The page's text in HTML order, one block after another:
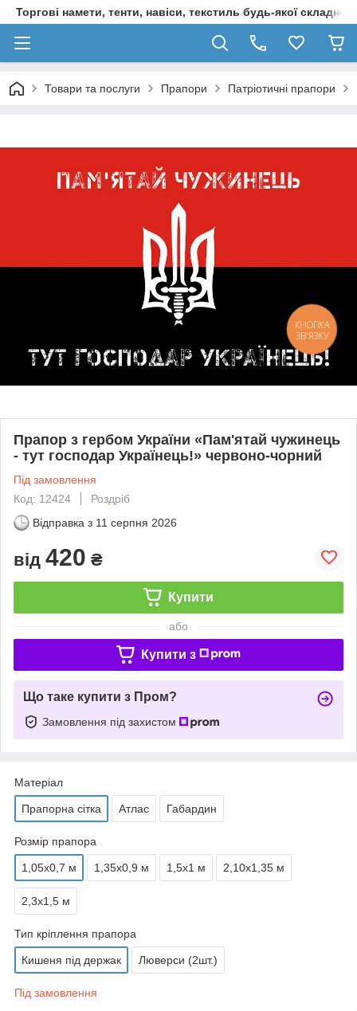
Торгові намети, тенти, навіси, текстиль будь-якої
Товари та послуги Прапори Патріотичні прапори
Прапор з гербом України «Пам'ятай чужинець
- тут господар Українець!» червоно-чорний
Під замовлення
Код: 12424
Роздріб
Відправка з 11 серпня 2026
від 420 ₴
Купити
або
Купити з
Що таке купити з Пром?
Замовлення під захистом
Матеріал
Прапорна сітка Атлас Габардин
Розмір прапора
1,05х0,7 м 1,35х0,9 м 1,5х1 м 2,10х1,35 м
2,3х1,5 м
Тип кріплення прапора
Кишеня під держак Люверси (2шт.)
Під замовлення
КНОПКА
ЗВ'ЯЗКУ